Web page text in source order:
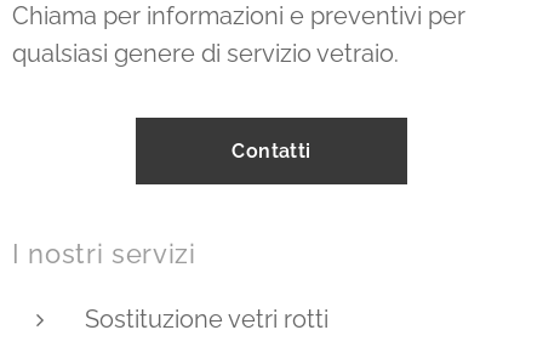
Chiama per informazioni e preventivi per
qualsiasi genere di servizio vetraio.
Contatti
I nostri servizi
Sostituzione vetri rotti